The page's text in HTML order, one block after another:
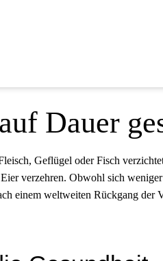
Dauer
Geflügel oder Fisch
verzehren. Obwohl sich
einem weltweiten Rückgang der